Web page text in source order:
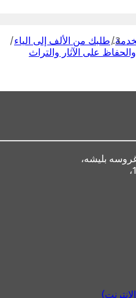
طلبك من الألف إلى الياء
على الآثار والتراث